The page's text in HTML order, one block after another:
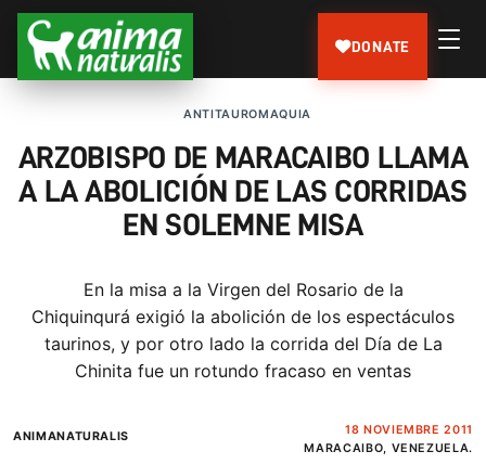
DONATE
ANTITAUROMAQUIA
ARZOBISPO DE MARACAIBO LLAMA
A LA ABOLICIÓN DE LAS CORRIDAS
EN SOLEMNE MISA
En la misa a la Virgen del Rosario de la
Chiquinqurá exigió la abolición de los espectáculos
taurinos, y por otro lado la corrida del Día de La
Chinita fue un rotundo fracaso en ventas
ANIMANATURALIS
18 NOVIEMBRE 2011
MARACAIBO, VENEZUELA.